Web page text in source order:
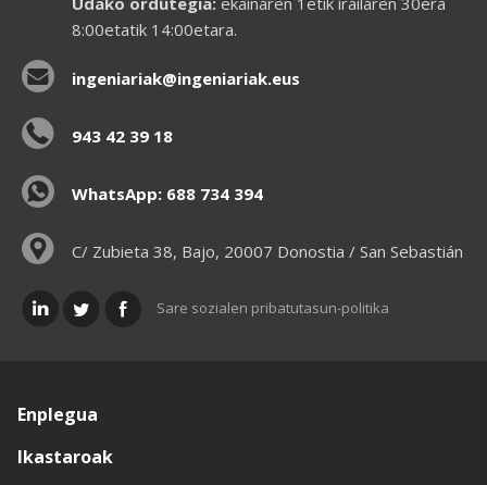
8:00etatik 14:00etara.
ingeniariak@ingeniariak.eus
943 42 39 18
WhatsApp: 688 734 394
C/ Zubieta 38, Bajo, 20007 Donostia / San Sebastián
Sare sozialen pribatutasun-politika
Enplegua
Ikastaroak